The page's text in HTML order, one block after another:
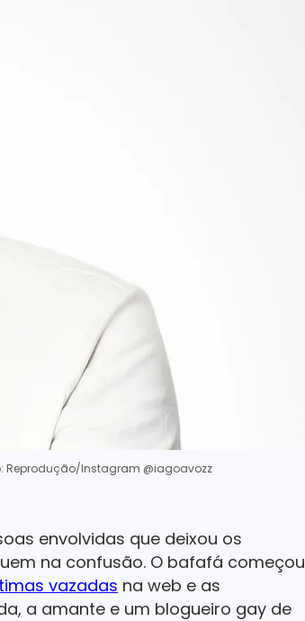
Reprodução/Instagram @iagoavozz
envolvidas que deixou os
na confusão. O bafafá começou
vazadas na web e as
a amante e um blogueiro gay de